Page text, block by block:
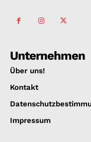
Unternehmen
Über uns!
Kontakt
Impressum